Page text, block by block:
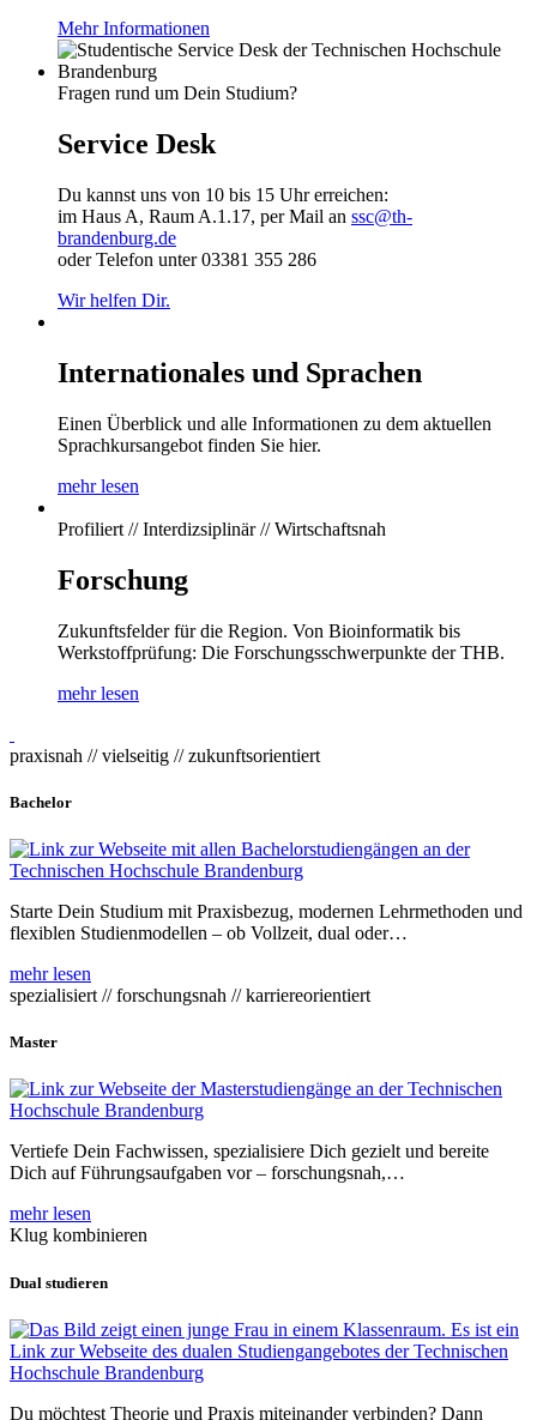
Mehr Informationen
Fragen rund um Dein Studium?
Service Desk
Du kannst uns von 10 bis 15 Uhr erreichen:
im Haus A, Raum A.1.17, per Mail an ssc@th-
brandenburg.de
oder Telefon unter 03381 355 286
Wir helfen Dir.
Internationales und Sprachen
Einen Überblick und alle Informationen zu dem aktuellen
Sprachkursangebot finden Sie hier.
mehr lesen
Profiliert // Interdizsiplinär // Wirtschaftsnah
Forschung
Zukunftsfelder für die Region. Von Bioinformatik bis
Werkstoffprüfung: Die Forschungsschwerpunkte der THB.
mehr lesen
praxisnah // vielseitig // zukunftsorientiert
Bachelor
Starte Dein Studium mit Praxisbezug, modernen Lehrmethoden und
flexiblen Studienmodellen – ob Vollzeit, dual oder…
mehr lesen
spezialisiert // forschungsnah // karriereorientiert
Master
Vertiefe Dein Fachwissen, spezialisiere Dich gezielt und bereite
Dich auf Führungsaufgaben vor – forschungsnah,…
mehr lesen
Klug kombinieren
Dual studieren
Du möchtest Theorie und Praxis miteinander verbinden? Dann